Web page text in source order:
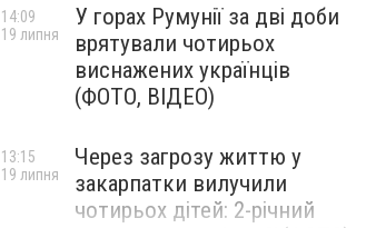
У горах Румунії за дві доби
врятували чотирьох
виснажених українців
(ФОТО, ВІДЕО)
14:09
19 липня
Через загрозу життю у
закарпатки вилучили
чотирьох дітей: 2-річний
13:15
19 липня